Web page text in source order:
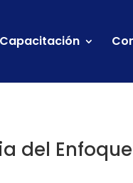
Capacitación
del Enfoque